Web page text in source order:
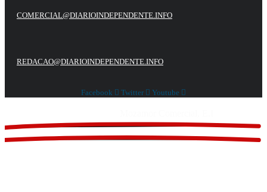
COMERCIAL@DIARIOINDEPENDENTE.INFO
REDACAO@DIARIOINDEPENDENTE.INFO
Facebook Twitter Youtube